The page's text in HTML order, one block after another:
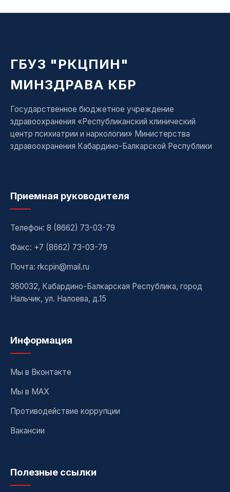
ГБУЗ "РКЦПИН"
МИНЗДРАВА КБР
Государственное бюджетное учреждение
здравоохранения «Республиканский клинический
центр психиатрии и наркологии» Министерства
здравоохранения Кабардино-Балкарской Республики
Приемная руководителя
Телефон: 8 (8662) 73-03-79
Факс: +7 (8662) 73-03-79
Почта: rkcpin@mail.ru
360032, Кабардино-Балкарская Республика, город
Нальчик, ул. Налоева, д.15
Информация
Мы в Вконтакте
Мы в MAX
Противодействие коррупции
Вакансии
Полезные ссылки